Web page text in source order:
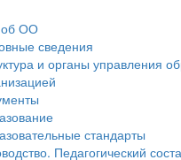
об ОО
сведения
и органы управления
стандарты
Педагогический